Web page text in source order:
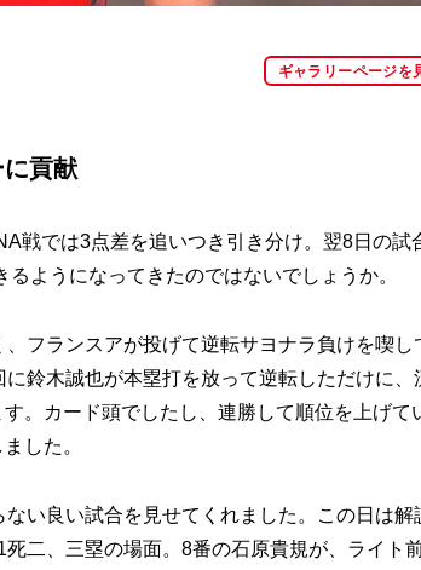
ギャラリーページを
貢献
戦では3点差を追いつき引き分け。翌8日の試
ようになってきたのではないでしょうか。
フランスアが投げて逆転サヨナラ負けを喫し
鈴木誠也が本塁打を放って逆転しただけに、
。カード頭でしたし、連勝して順位を上げて
した。
い良い試合を見せてくれました。この日は解
二、三塁の場面。8番の石原貴規が、ライト